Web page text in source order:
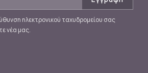
ηλεκτρονικού ταχυδρομείου σας
νέα μας.